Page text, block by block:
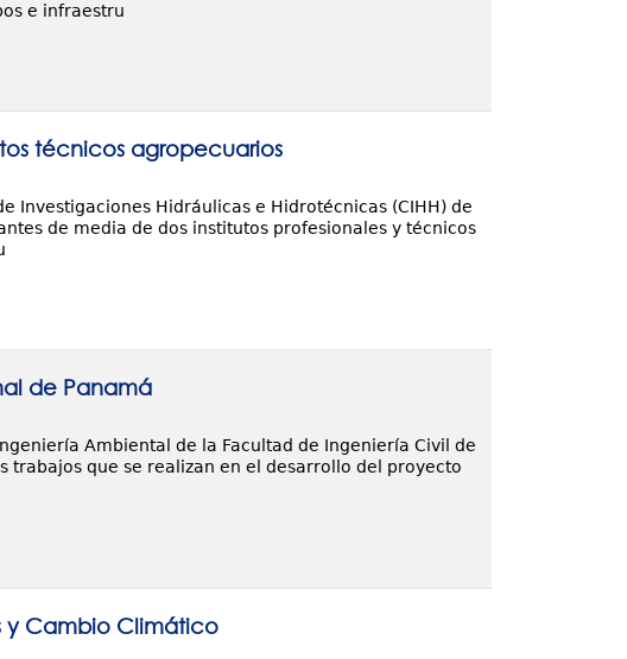
e infraestru
técnicos agropecuarios
Investigaciones Hidráulicas e Hidrotécnicas (CIHH) de
de media de dos institutos profesionales y técnicos
de Panamá
Ambiental de la Facultad de Ingeniería Civil de
trabajos que se realizan en el desarrollo del proyecto
y Cambio Climático